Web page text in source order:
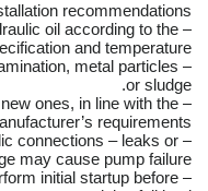
recommendations:
oil according to the
and temperature.
metal particles
or sludge.
ones, in line with the
requirements.
connections – leaks or
may cause pump failure.
initial startup before